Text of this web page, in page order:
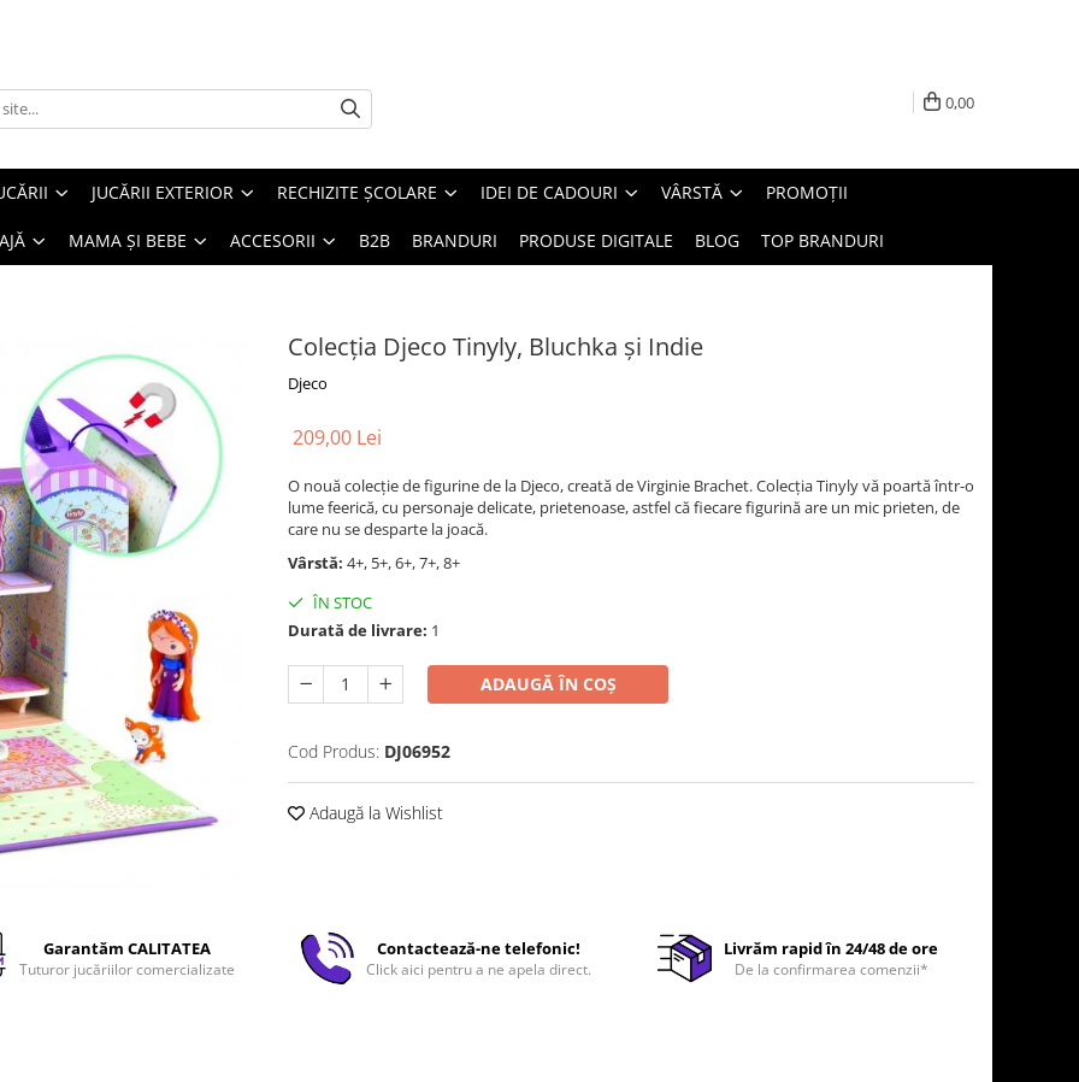
0,00
JUCĂRII EXTERIOR RECHIZITE ȘCOLARE IDEI DE CADOURI VÂRSTĂ PROMOȚII
MAMA ȘI BEBE ACCESORII B2B BRANDURI PRODUSE DIGITALE BLOG TOP BRANDURI
Colecția Djeco Tinyly, Bluchka și Indie
Djeco
209,00 Lei
O nouă colecție de figurine de la Djeco, creată de Virginie Brachet. Colecția Tinyly vă poartă într-o
lume feerică, cu personaje delicate, prietenoase, astfel că fiecare figurină are un mic prieten, de
care nu se desparte la joacă.
Vârstă: 4+, 5+, 6+, 7+, 8+
ÎN STOC
Durată de livrare: 1
ADAUGĂ ÎN COȘ
Cod Produs: DJ06952
Adaugă la Wishlist
Garantăm CALITATEA
Tuturor jucăriilor comercializate
Contactează-ne telefonic!
Click aici pentru a ne apela direct.
Livrăm rapid în 24/48 de ore
De la confirmarea comenzii*